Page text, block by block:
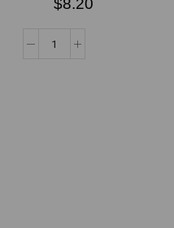
$8.20